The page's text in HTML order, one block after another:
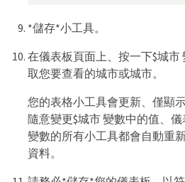
*儲存*小工具。
在儀表板頁面上、按一下$城
取您要查看的城市或城市。
您的表格小工具會更新、僅顯
隨意變更$城市 變數中的值、
變數的所有小工具都會自動重
資料。